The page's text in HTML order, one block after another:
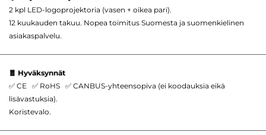
2 kpl LED-logoprojektoria (vasen + oikea pari).
12 kuukauden takuu. Nopea toimitus Suomesta ja suomenkielinen
asiakaspalvelu.
🧧 Hyväksynnät
✅ CE ✅ RoHS ✅ CANBUS-yhteensopiva (ei koodauksia eikä
lisävastuksia).
Koristevalo.